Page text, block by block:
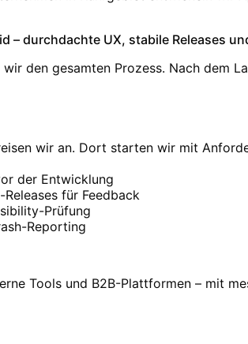
durchdachte UX, stabile Releases
den gesamten Prozess. Nach dem
wir an. Dort starten wir mit
der Entwicklung
für Feedback
Prüfung
Reporting
Tools und B2B-Plattformen – mit